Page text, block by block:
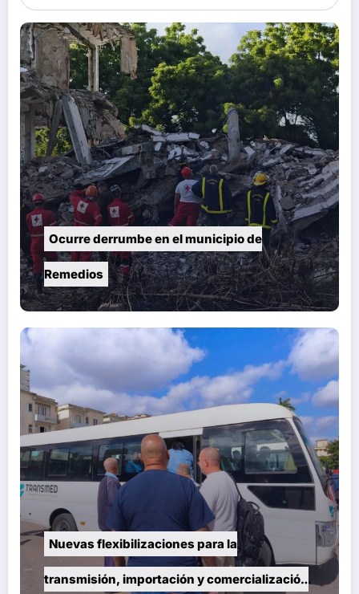
Ocurre derrumbe en el municipio de
Remedios
Nuevas flexibilizaciones para la
transmisión, importación y comercialización